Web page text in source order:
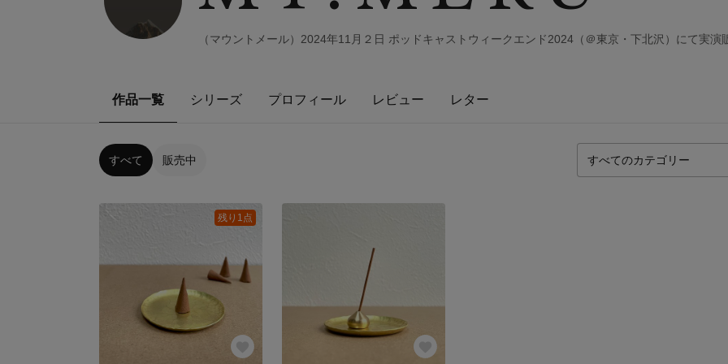
（マウントメール）2024年11月２日 ポッドキャストウィークエンド2024（＠東京・下北沢）にて実演
作品一覧 シリーズ プロフィール レビュー レター
すべて 販売中
残り1点